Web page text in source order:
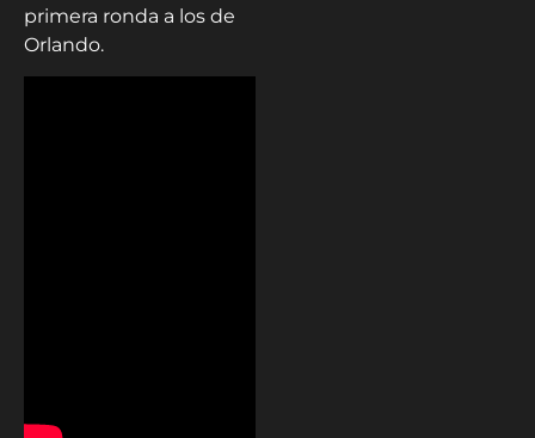
primera ronda a los de
Orlando.